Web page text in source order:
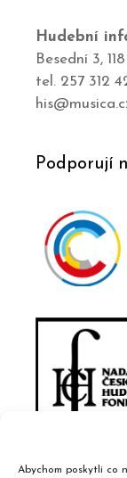
Abychom poskytli co
Hudební
Besední 3,
tel. 257 312
Podporují